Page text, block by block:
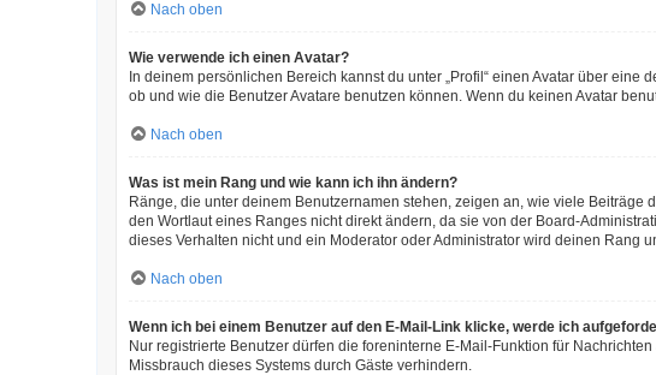
Nach oben
Wie verwende ich einen Avatar?
In deinem persönlichen Bereich kannst du unter „Profil“ einen Avatar über
ob und wie die Benutzer Avatare benutzen können. Wenn du keinen Avatar
Nach oben
Was ist mein Rang und wie kann ich ihn ändern?
Ränge, die unter deinem Benutzernamen stehen, zeigen an, wie viele
den Wortlaut eines Ranges nicht direkt ändern, da sie von der Board-
dieses Verhalten nicht und ein Moderator oder Administrator wird deinen Rang
Nach oben
Wenn ich bei einem Benutzer auf den E-Mail-Link klicke, werde ich
Nur registrierte Benutzer dürfen die foreninterne E-Mail-Funktion für
Missbrauch dieses Systems durch Gäste verhindern.